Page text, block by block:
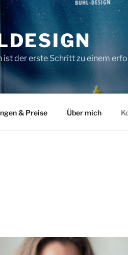
ist der erste Schritt zu einem
& Preise Über mich